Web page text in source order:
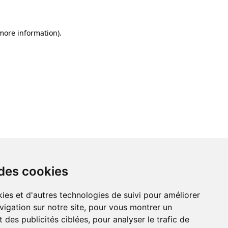
cookies
et d'autres technologies de suivi pour améliorer
sur notre site, pour vous montrer un
des publicités ciblées, pour analyser le trafic de
information).